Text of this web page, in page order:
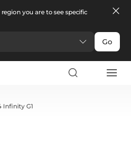
you are to see specific
Go
Infinity G1